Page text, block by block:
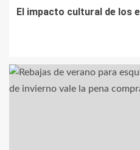
El impacto cultural de los